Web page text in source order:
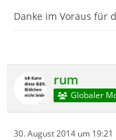
Danke im Voraus für
rum
Globaler
30. August 2014 um 19:21